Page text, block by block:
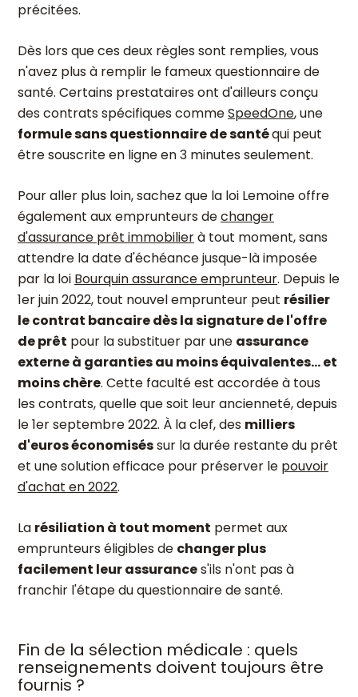
précitées.
Dès lors que ces deux règles sont remplies, vous
n'avez plus à remplir le fameux questionnaire de
santé. Certains prestataires ont d'ailleurs conçu
des contrats spécifiques commeSpeedOne, une
formule sans questionnaire de santéqui peut
être souscrite en ligne en 3 minutes seulement.
Pour aller plus loin, sachez que la loi Lemoine offre
également aux emprunteurs dechanger
d'assurance prêt immobilierà tout moment, sans
attendre la date d'échéance jusque-là imposée
par la loi Bourquin assurance emprunteur. Depuis le
1er juin 2022, tout nouvel emprunteur peut résilier
le contrat bancaire dès la signature de l'offre
de prêt pour la substituer par une assurance
externe à garanties au moins équivalentes... et
moins chère. Cette faculté est accordée à tous
les contrats, quelle que soit leur ancienneté, depuis
le 1er septembre 2022. À la clef, des milliers
d'euros économiséssur la durée restante du prêt
et une solution efficace pour préserver le pouvoir
d'achat en 2022.
La résiliation à tout moment permet aux
emprunteurs éligibles de changer plus
facilement leur assurances'ils n'ont pas à
franchir l'étape du questionnaire de santé.
Fin de la sélection médicale : quels
renseignements doivent toujours être
fournis ?